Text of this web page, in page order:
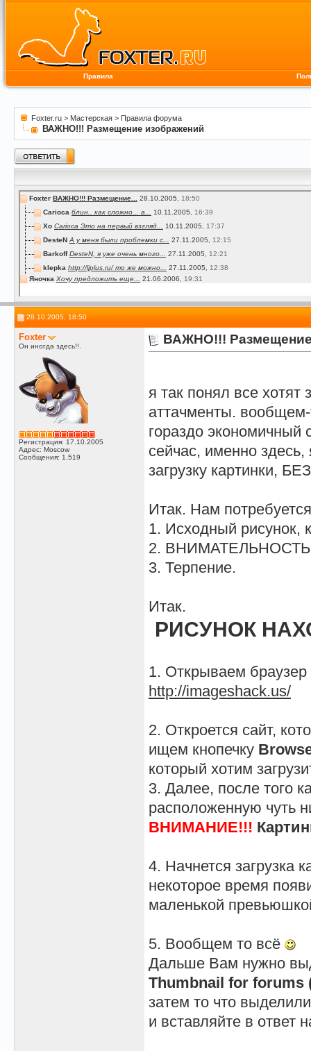
Правила
Foxter.ru > Мастерская > Правила форума
ВАЖНО!!! Размещение изображений
Foxter ВАЖНО!!! Размещение... 28.10.2005, 18:50
Carioca блин.. как сложно... а... 10.11.2005, 16:39
Xo Carioca Это на первый взгляд... 10.11.2005, 17:37
DesteN А у меня были проблемки с... 27.11.2005, 12:15
Barkoff DesteN, я уже очень много... 27.11.2005, 12:21
klepka http://ljplus.ru/ то же можно... 27.11.2005, 12:38
Яночка Хочу предложить еще... 21.06.2006, 19:31
28.10.2005, 18:50
Foxter
Он иногда здесь!!.
Регистрация: 17.10.2005
Адрес: Moscow
Сообщения: 1,519
ВАЖНО!!!
я так понял все хотят
аттачменты.
гораздо экономичный
сейчас, именно
загрузку картинки,
Итак. Нам
1. Исходный рисунок,
2. ВНИМАТЕЛЬНОСТЬ
3. Терпение.
Итак.
РИСУНОК
1. Открываем
http://imageshack.us/
2. Откроется сайт,
ищем кнопечку
который хотим
3. Далее, после того
расположенную чуть
ВНИМАНИЕ!!!
4. Начнется загрузка
некоторое время
маленькой
5. Вообщем то всё
Дальше Вам нужно
Thumbnail for forums
затем то что
и вставляйте в